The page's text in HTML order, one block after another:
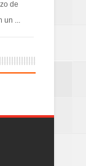
de
...